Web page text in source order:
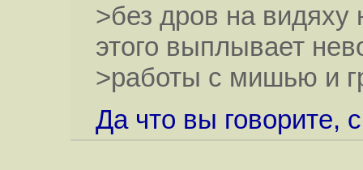
>без дров на видяху
этого выплывает
>работы с мишью и
Да что вы говорите,